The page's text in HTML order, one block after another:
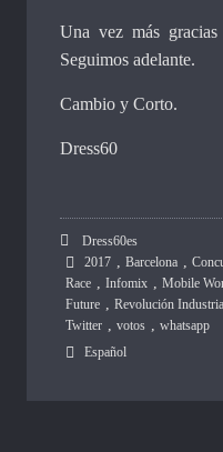
Una vez más
Seguimos adelante.
Cambio y Corto.
Dress60
Dress60es
2017 , Barcelona ,
Race , Infomix , Mobile
Future , Revolución
Twitter , votos , whatsapp
Español